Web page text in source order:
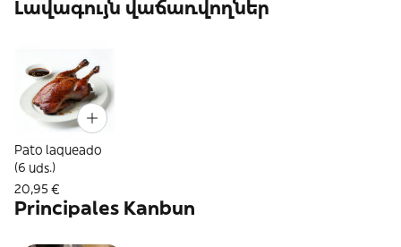
Լավագույն վաճառվողներ
Pato laqueado
(6 uds.)
20,95 €
Principales Kanbun